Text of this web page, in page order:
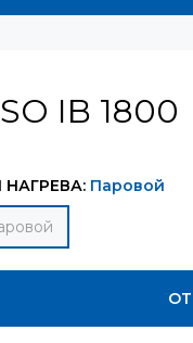
IB 1800
НАГРЕВА: Паровой